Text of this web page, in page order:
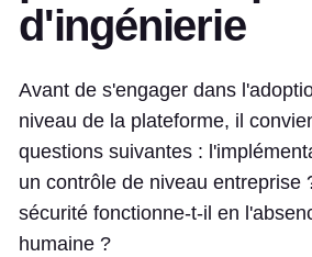
d'ingénierie
Avant de s'engager dans
niveau de la plateforme, il
questions suivantes :
un contrôle de niveau entreprise
sécurité fonctionne-t-il en
humaine ?